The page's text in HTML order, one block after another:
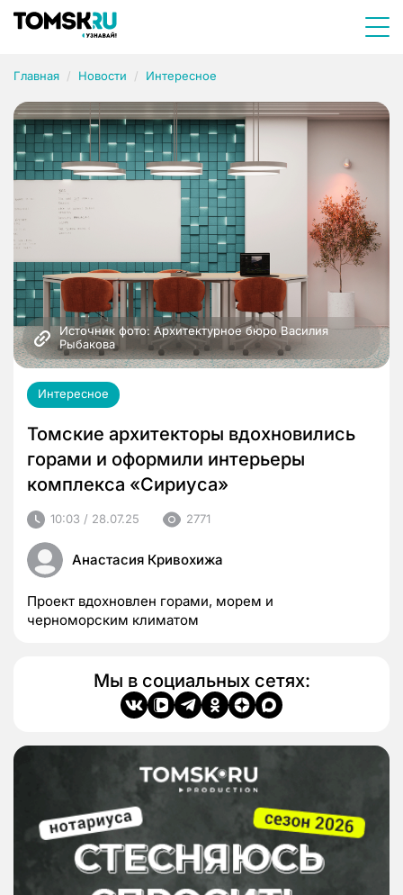
Главная Новости Интересное
Источник фото: Архитектурное бюро Василия
Рыбакова
Интересное
Томские архитекторы вдохновились
горами и оформили интерьеры
комплекса «Сириуса»
10:03 / 28.07.25 2771
Анастасия Кривохижа
Проект вдохновлен горами, морем и
черноморским климатом
Мы в социальных сетях: